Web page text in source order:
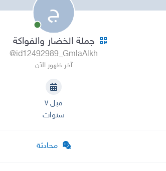
ج
جملة الخضار والفواكة
@id12492989_GmlaAlkh
آخر ظهور الآن
قبل ٧
سنوات
محادثة